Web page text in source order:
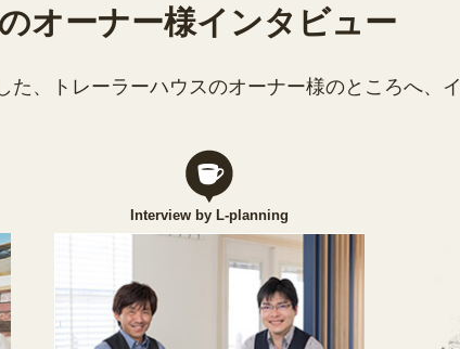
オーナー様インタビュー
た、トレーラーハウスのオーナー様のところへ、
Interview by L-planning